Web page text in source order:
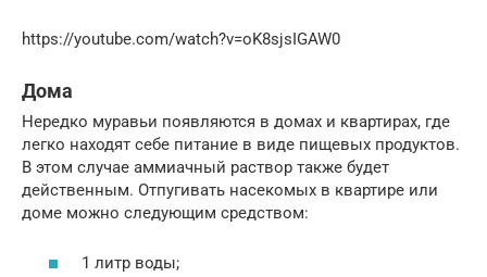
https://youtube.com/watch?v=oK8sjsIGAW0
Дома
Нередко муравьи появляются в домах и квартирах, где
легко находят себе питание в виде пищевых продуктов.
В этом случае аммиачный раствор также будет
действенным. Отпугивать насекомых в квартире или
доме можно следующим средством:
1 литр воды;